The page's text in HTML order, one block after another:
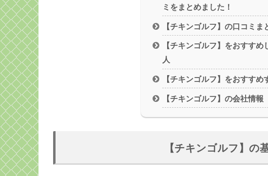
ミをまとめました！
【チキンゴルフ】の口コミま
【チキンゴルフ】をおすすめ
人
【チキンゴルフ】をおすすめ
【チキンゴルフ】の会社情報
【チキンゴルフ】の